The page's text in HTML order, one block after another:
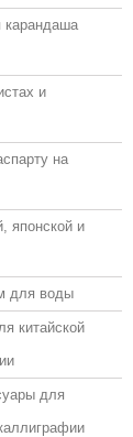
карандаша
и
на
японской и
для воды
китайской
для